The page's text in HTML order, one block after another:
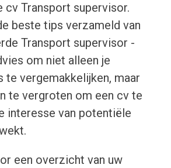
cv Transport supervisor.
beste tips verzameld van
Transport supervisor -
om niet alleen je
te vergemakkelijken, maar
te vergroten om een cv te
interesse van potentiële
een overzicht van uw